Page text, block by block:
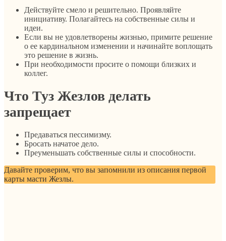
Действуйте смело и решительно. Проявляйте
инициативу. Полагайтесь на собственные силы и
идеи.
Если вы не удовлетворены жизнью, примите решение
о ее кардинальном изменении и начинайте воплощать
это решение в жизнь.
При необходимости просите о помощи близких и
коллег.
Что Туз Жезлов делать
запрещает
Предаваться пессимизму.
Бросать начатое дело.
Преуменьшать собственные силы и способности.
Давайте проверим, что вы запомнили из описания первой
карты масти Жезлы.